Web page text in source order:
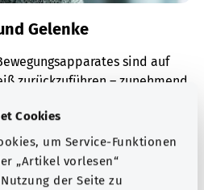
Cookies
um Service-Funktionen
„Artikel vorlesen“
der Seite zu
Gelenke
sind auf
zurückzuführen – zunehmend